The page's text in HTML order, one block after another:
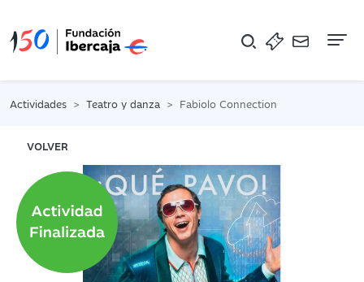
Actividades Teatro y danza Fabiolo Connection
VOLVER